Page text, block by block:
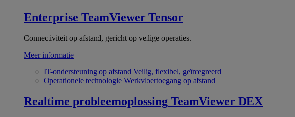
Enterprise TeamViewer Tensor
Connectiviteit op afstand, gericht op veilige operaties.
Meer informatie
IT-ondersteuning op afstand Veilig, flexibel, geïntegreerd
Operationele technologie Werkvloertoegang op afstand
Realtime probleemoplossing TeamViewer DEX